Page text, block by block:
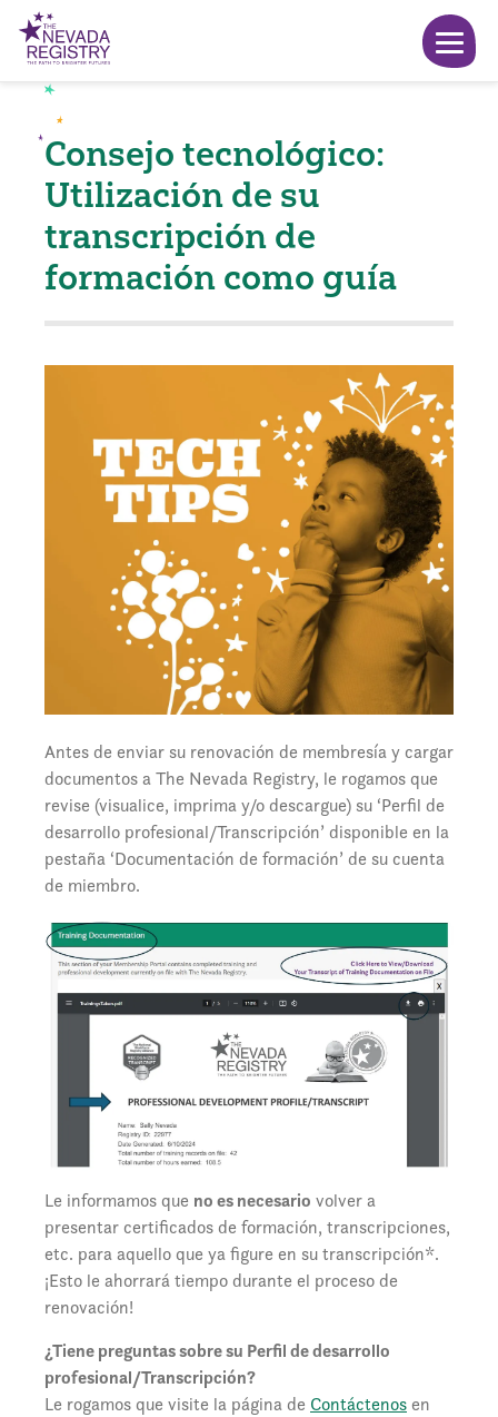
Consejo tecnológico:
Utilización de su
transcripción de
formación como guía
Antes de enviar su renovación de membresía y cargar
documentos a The Nevada Registry, le rogamos que
revise (visualice, imprima y/o descargue) su ‘Perfil de
desarrollo profesional/Transcripción’ disponible en la
pestaña ‘Documentación de formación’ de su cuenta
de miembro.
Le informamos que no es necesario volver a
presentar certificados de formación, transcripciones,
etc. para aquello que ya figure en su transcripción*.
¡Esto le ahorrará tiempo durante el proceso de
renovación!
¿Tiene preguntas sobre su Perfil de desarrollo
profesional/Transcripción?
Le rogamos que visite la página de Contáctenosen